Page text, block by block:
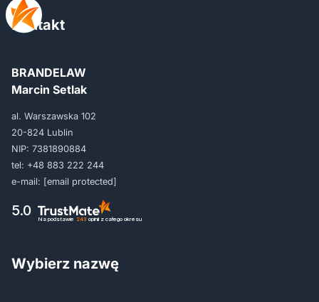
Kontakt
BRANDELAW
Marcin Setlak
al. Warszawska 102
20-824 Lublin
NIP: 7381890884
tel: +48 883 222 244
e-mail: [email protected]
5.0
Na podstawie 243 opinii z całego okresu
Wybierz nazwę